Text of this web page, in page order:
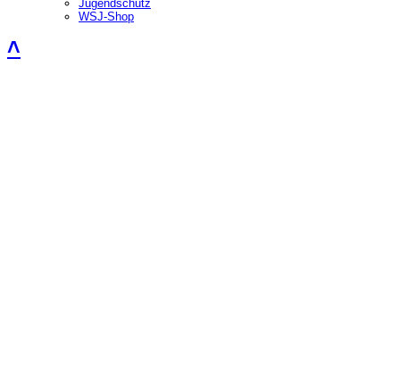
Jugendschutz
WSJ-Shop
˄